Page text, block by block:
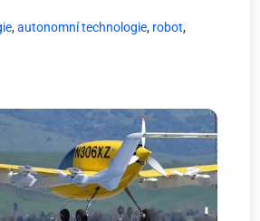
,autonomní technologie, robot,